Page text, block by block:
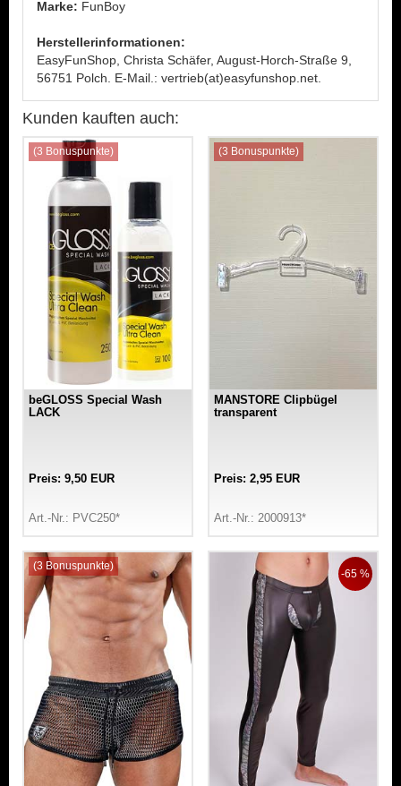
Marke: FunBoy
Herstellerinformationen:
EasyFunShop, Christa Schäfer, August-Horch-Straße 9,
56751 Polch. E-Mail.: vertrieb(at)easyfunshop.net.
Kunden kauften auch:
(3 Bonuspunkte)
beGLOSS Special Wash
LACK
Preis: 9,50 EUR
Art.-Nr.: PVC250*
(3 Bonuspunkte)
MANSTORE Clipbügel
transparent
Preis: 2,95 EUR
Art.-Nr.: 2000913*
(3 Bonuspunkte)
-65 %